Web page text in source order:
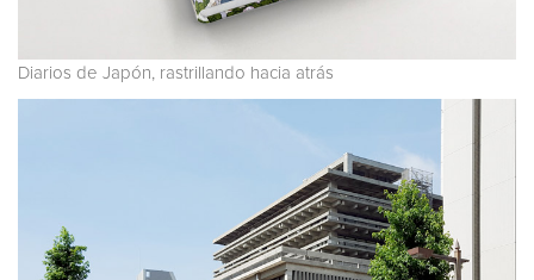
Diarios de Japón, rastrillando hacia atrás